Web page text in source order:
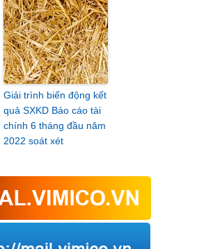
Giải trình biến động kết
quả SXKD Báo cáo tài
chính 6 tháng đầu năm
2022 soát xét